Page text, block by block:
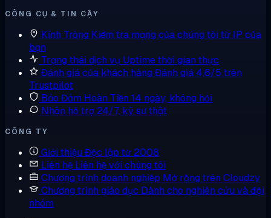
CÔNG CỤ & TIN CẬY
Kính Tròng Kiểm tra mạng của chúng tôi từ IP của
bạn
Trạng thái dịch vụ Uptime thời gian thực
Đánh giá của khách hàng Đánh giá 4,6/5 trên
Trustpilot
Bảo Đảm Hoàn Tiền 14 ngày, không hỏi
Nhận hỗ trợ 24/7, kỹ sư thật
CÔNG TY
Giới thiệu Độc lập từ 2008
Liên hệ Liên hệ với chúng tôi
Chương trình doanh nghiệp Mở rộng trên Cloudzy
Chương trình giáo dục Dành cho nghiên cứu và đội
nhóm